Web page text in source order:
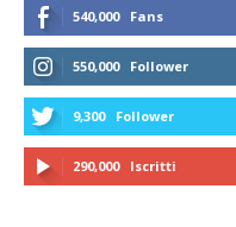
540,000 Fans
550,000 Follower
9,300 Follower
290,000 Iscritti